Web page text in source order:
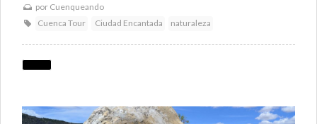
por Cuenqueando
Cuenca Tour
Ciudad Encantada naturaleza